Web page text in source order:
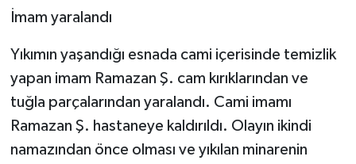
İmam yaralandı
Yıkımın yaşandığı esnada cami içerisinde temizlik
yapan imam Ramazan Ş. cam kırıklarından ve
tuğla parçalarından yaralandı. Cami imamı
Ramazan Ş. hastaneye kaldırıldı. Olayın ikindi
namazından önce olması ve yıkılan minarenin